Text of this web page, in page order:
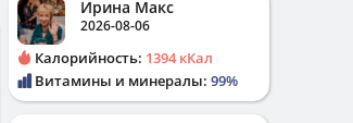
Ирина Макс
2026-08-06
Калорийность: 1394 кКал
Витамины и минералы: 99%